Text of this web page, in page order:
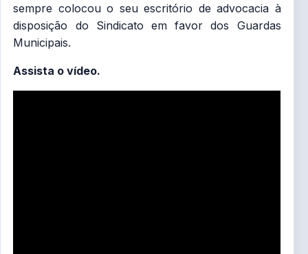
sempre colocou o seu escritório de advocacia à
disposição do Sindicato em favor dos Guardas
Municipais.
Assista o vídeo.